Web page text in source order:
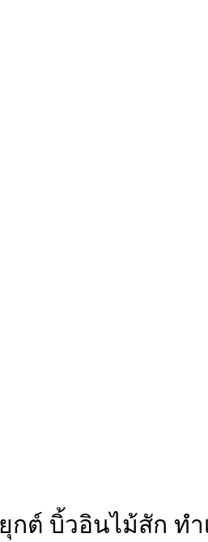
ต์ บิ้วอินไม้สัก ท